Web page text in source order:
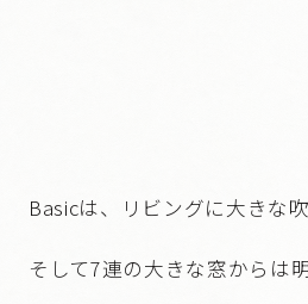
Basicは、リビングに大きな吹
そして7連の大きな窓からは